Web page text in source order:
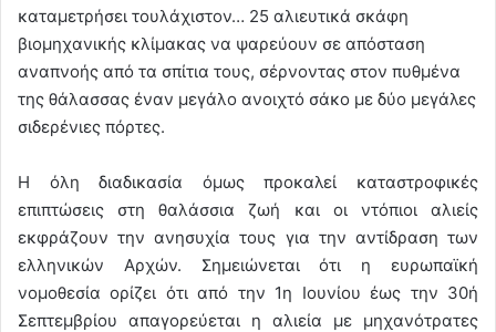
καταμετρήσει τουλάχιστον… 25 αλιευτικά σκάφη
βιομηχανικής κλίμακας να ψαρεύουν σε απόσταση
αναπνοής από τα σπίτια τους, σέρνοντας στον πυθμένα
της θάλασσας έναν μεγάλο ανοιχτό σάκο με δύο μεγάλες
σιδερένιες πόρτες.
Η όλη διαδικασία όμως προκαλεί καταστροφικές
επιπτώσεις στη θαλάσσια ζωή και οι ντόπιοι αλιείς
εκφράζουν την ανησυχία τους για την αντίδραση των
ελληνικών Αρχών. Σημειώνεται ότι η ευρωπαϊκή
νομοθεσία ορίζει ότι από την 1η Ιουνίου έως την 30ή
Σεπτεμβρίου απαγορεύεται η αλιεία με μηχανότρατες